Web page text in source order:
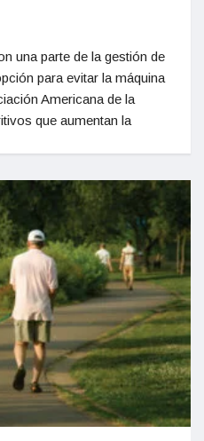
una parte de la gestión de
para evitar la máquina
Americana de la
que aumentan la